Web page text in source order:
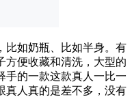
比如奶瓶、比如半身。有
方便收藏和清洗，大型的
手的一款这款真人一比一
真人真的是差不多，没有